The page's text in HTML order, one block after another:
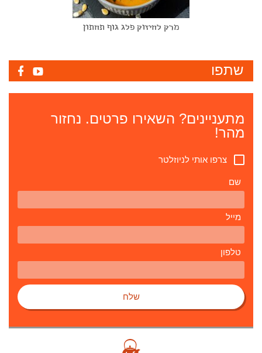
מרק לחיזוק פלג גוף תחתון
שתפו
מתעניינים? השאירו פרטים. נחזור
מהר!
צרפו אותי לניוזלטר
שם
מייל
טלפון
שלח